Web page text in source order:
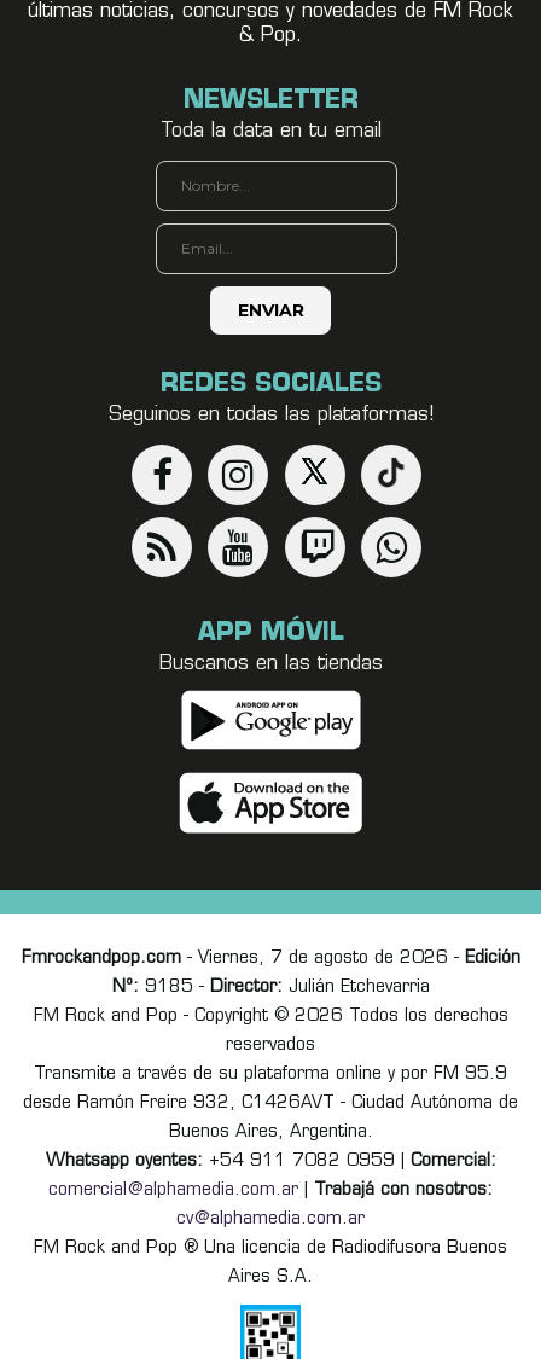
últimas noticias, concursos y novedades de FM Rock
& Pop.
NEWSLETTER
Toda la data en tu email
REDES SOCIALES
Seguinos en todas las plataformas!
APP MÓVIL
Buscanos en las tiendas
Fmrockandpop.com- Viernes, 7 de agosto de 2026 - Edición
Nº: 9185 - Director: Julián Etchevarria
FM Rock and Pop - Copyright © 2026 Todos los derechos
reservados
Transmite a través de su plataforma online y por FM 95.9
desde Ramón Freire 932, C1426AVT - Ciudad Autónoma de
Buenos Aires, Argentina.
Whatsapp oyentes: +54 911 7082 0959 | Comercial:
comercial@alphamedia.com.ar
Trabajá con nosotros:
cv@alphamedia.com.ar
FM Rock and Pop ® Una licencia de Radiodifusora Buenos
Aires S.A.